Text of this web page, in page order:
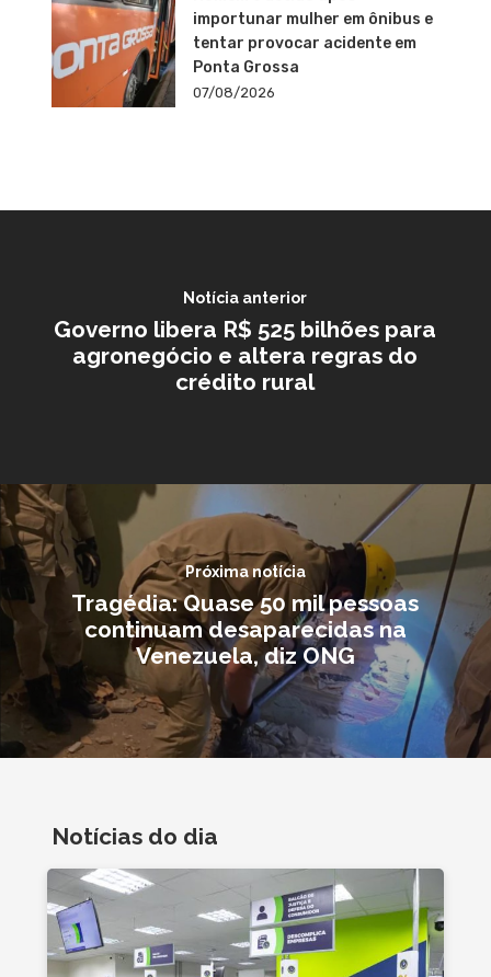
importunar mulher em ônibus e
tentar provocar acidente em
Ponta Grossa
07/08/2026
Notícia anterior
Governo libera R$ 525 bilhões para
agronegócio e altera regras do
crédito rural
Próxima notícia
Tragédia: Quase 50 mil pessoas
continuam desaparecidas na
Venezuela, diz ONG
Notícias do dia